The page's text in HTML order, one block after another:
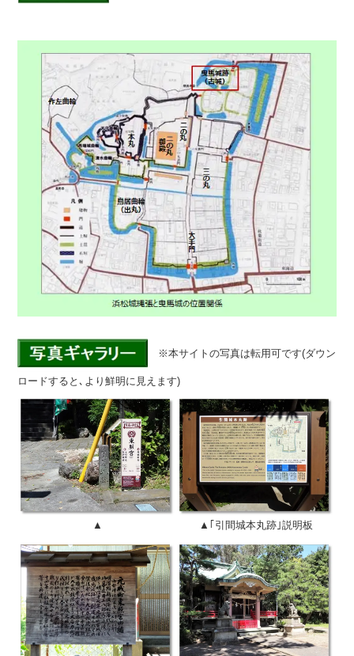
※本サイトの写真は転用可です(ダウン
ロードすると､より鮮明に見えます)
▲ ▲｢引間城本丸跡｣説明板